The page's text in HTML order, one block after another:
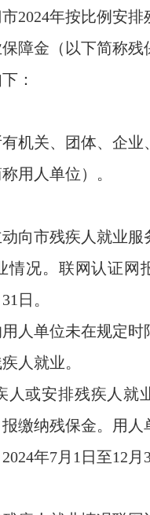
2024年按比例安排
障金（以下简称残
：
关、团体、企业
用人单位）。
市残疾人就业服
情况。联网认证网
日。
单位未在规定时
人就业。
或安排残疾人就
缴纳残保金。用人
年7月1日至12月